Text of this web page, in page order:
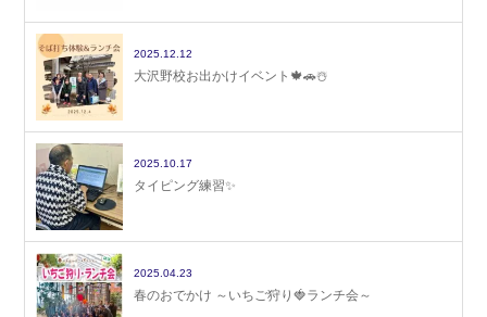
2025.12.12
大沢野校お出かけイベント🍁🚗☃️
2025.10.17
タイピング練習✨
2025.04.23
春のおでかけ ～いちご狩り🍓ランチ会～